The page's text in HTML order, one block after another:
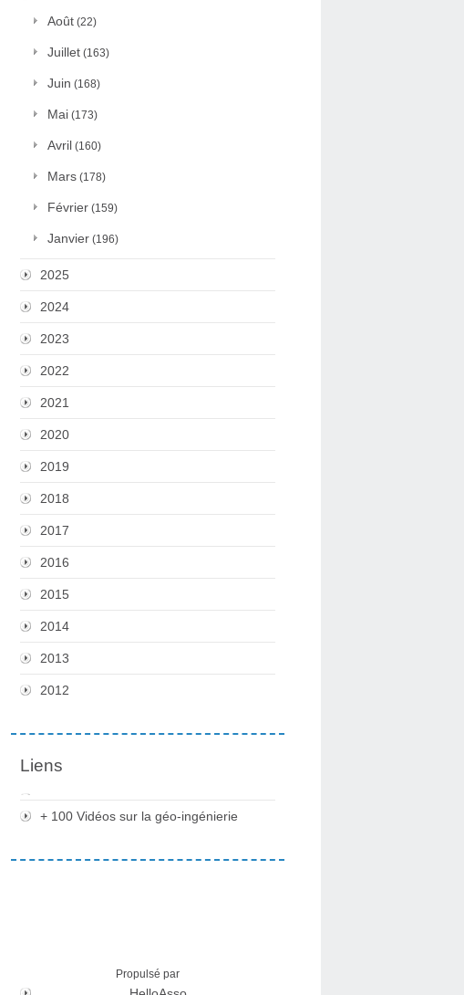
Août (22)
Juillet (163)
Juin (168)
Mai (173)
Avril (160)
Mars (178)
Février (159)
Janvier (196)
2025
2024
2023
2022
2021
2020
2019
2018
2017
2016
2015
2014
2013
2012
Liens
+ 100 Vidéos sur la géo-ingénierie
Propulsé par